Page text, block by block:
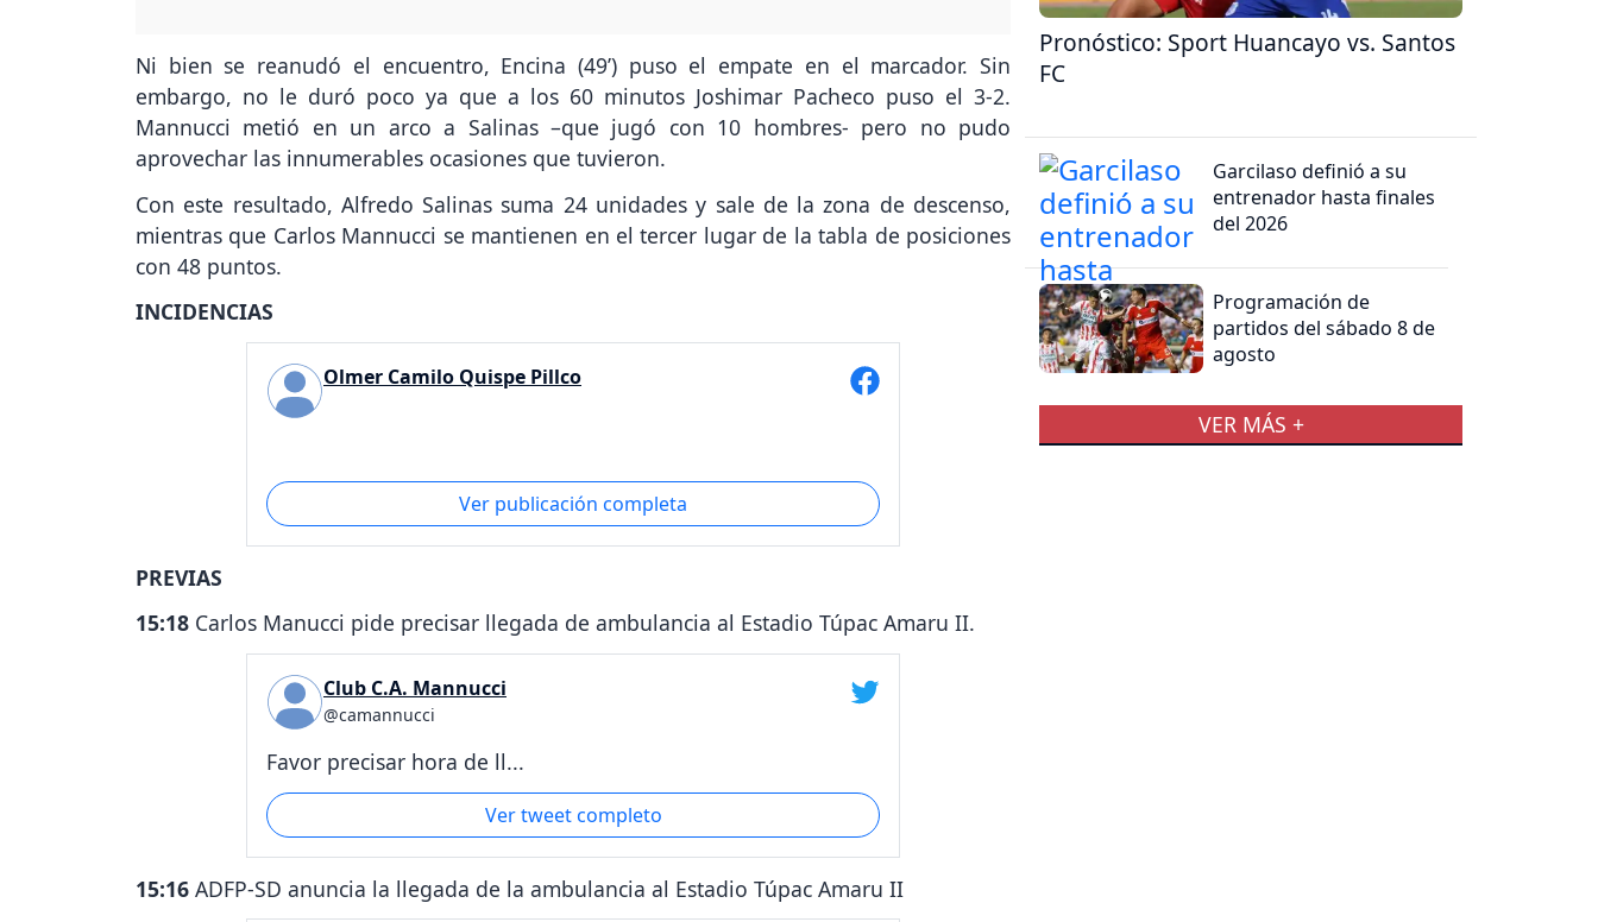
Ni bien se reanudó el encuentro, Encina (49’) puso el empate en el marcador. Sin
embargo, no le duró poco ya que a los 60 minutos Joshimar Pacheco puso el 3-2.
Mannucci metió en un arco a Salinas –que jugó con 10 hombres- pero no pudo
aprovechar las innumerables ocasiones que tuvieron.
Con este resultado, Alfredo Salinas suma 24 unidades y sale de la zona de descenso,
mientras que Carlos Mannucci se mantienen en el tercer lugar de la tabla de posiciones
con 48 puntos.
INCIDENCIAS
Olmer Camilo Quispe Pillco
Ver publicación completa
PREVIAS
15:18 Carlos Manucci pide precisar llegada de ambulancia al Estadio Túpac Amaru II.
Club C.A. Mannucci
@camannucci
Favor precisar hora de ll...
Ver tweet completo
15:16 ADFP-SD anuncia la llegada de la ambulancia al Estadio Túpac Amaru II
Pronóstico: Sport Huancayo vs. Santos
FC
Garcilaso definió a su
entrenador hasta finales
del 2026
Programación de
partidos del sábado 8 de
agosto
VER MÁS +